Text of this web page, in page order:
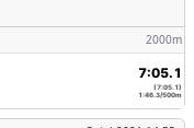
2000m
7:05.1
(7:05.1)
1:46.3/500m